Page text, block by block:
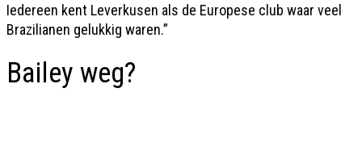
Iedereen kent Leverkusen als de Europese club waar veel
Brazilianen gelukkig waren.”
Bailey weg?